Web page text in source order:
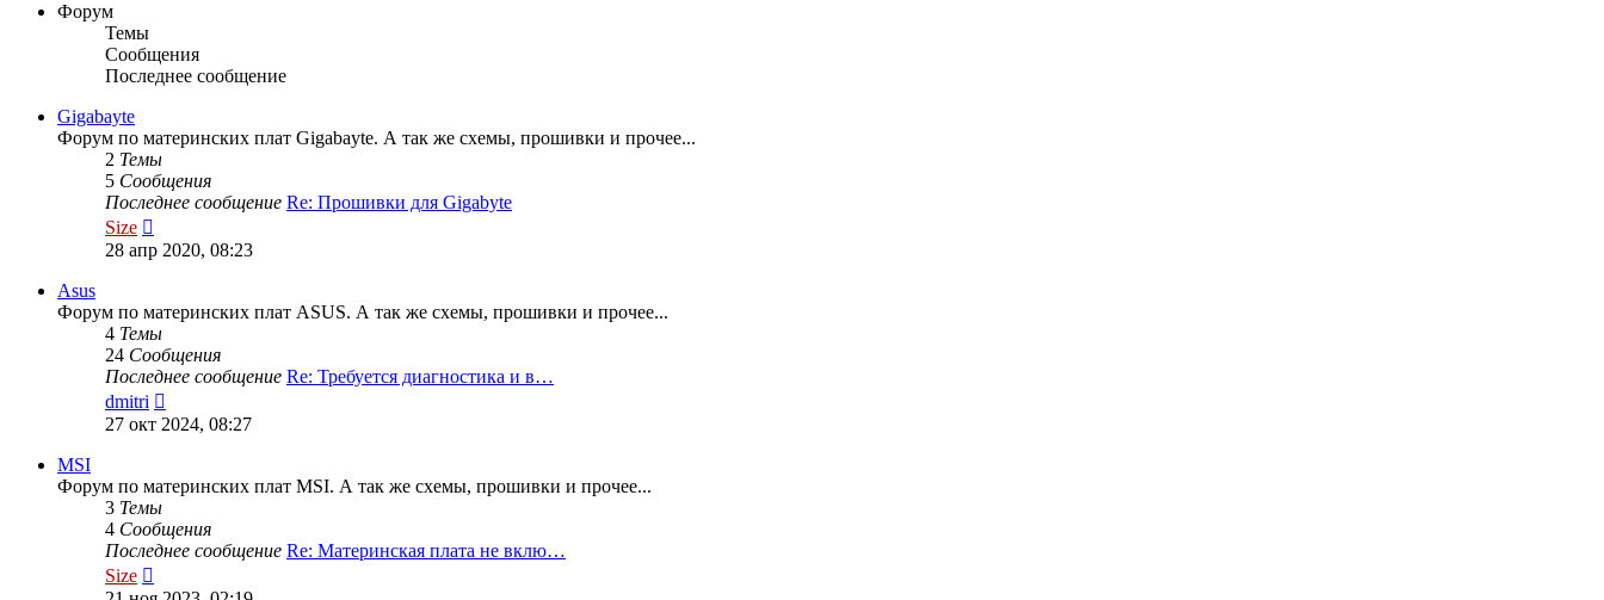
Форум
Темы
Сообщения
Последнее сообщение
Gigabayte
Форум по материнских плат Gigabayte. А так же схемы, прошивки и прочее...
2 Темы
5 Сообщения
Последнее сообщение Re: Прошивки для Gigabyte
Size
к
последнему
28 апр 2020, 08:23
Asus
Форум по материнских плат ASUS. А так же схемы, прошивки и прочее...
4 Темы
24 Сообщения
Последнее сообщение Re: Требуется диагностика и в…
dmitri
к
последнему
27 окт 2024, 08:27
MSI
Форум по материнских плат MSI. А так же схемы, прошивки и прочее...
3 Темы
4 Сообщения
Последнее сообщение Re: Материнская плата не вклю…
Size
к